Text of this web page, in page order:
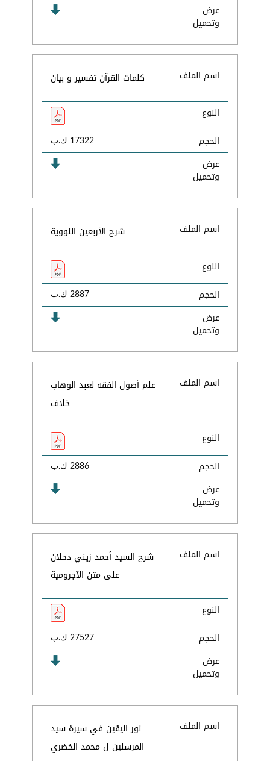
عرض
وتحميل
اسم الملف كلمات القرآن تفسير و بيان
النوع
الحجم
17322 ك.ب
عرض
وتحميل
اسم الملف شرح الأربعين النووية
النوع
الحجم
2887 ك.ب
عرض
وتحميل
اسم الملف
علم أصول الفقه لعبد الوهاب
خلاف
النوع
الحجم
2886 ك.ب
عرض
وتحميل
اسم الملف
شرح السيد أحمد زيني دحلان
على متن الآجرومية
النوع
الحجم
27527 ك.ب
عرض
وتحميل
اسم الملف
نور اليقين في سيرة سيد
المرسلين ل محمد الخضري